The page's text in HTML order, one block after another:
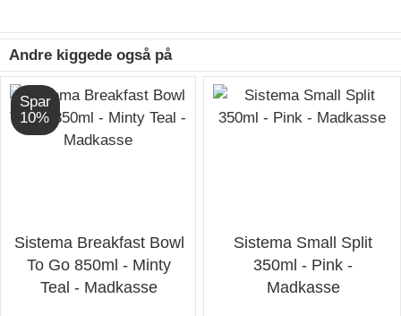
Andre kiggede også på
Spar
10%
Sistema Breakfast Bowl
To Go 850ml - Minty
Teal - Madkasse
Sistema Small Split
350ml - Pink -
Madkasse